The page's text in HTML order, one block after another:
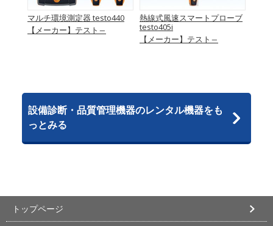
マルチ環境測定器 testo440
【メーカー】テスト―
熱線式風速スマートプローブ
testo405i
【メーカー】テスト―
設備診断・品質管理機器のレンタル機器をも
っとみる
トップページ